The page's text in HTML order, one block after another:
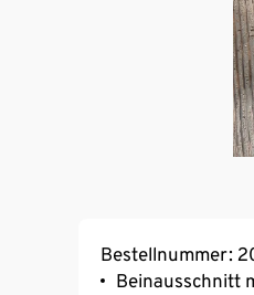
Bestellnummer:
Beinausschnitt